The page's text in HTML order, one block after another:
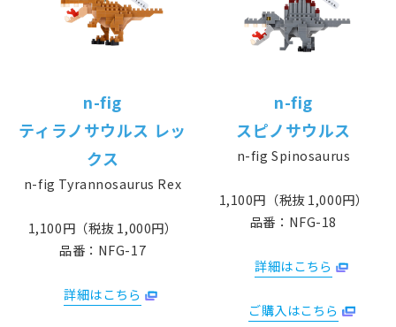
n-fig
ティラノサウルス レッ
クス
n-fig Tyrannosaurus Rex
1,100円（税抜 1,000円）
品番：NFG-17
詳細はこちら
n-fig
スピノサウルス
n-fig Spinosaurus
1,100円（税抜 1,000円）
品番：NFG-18
詳細はこちら
ご購入はこちら